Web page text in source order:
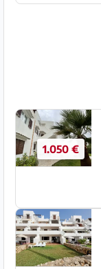
1.050 €